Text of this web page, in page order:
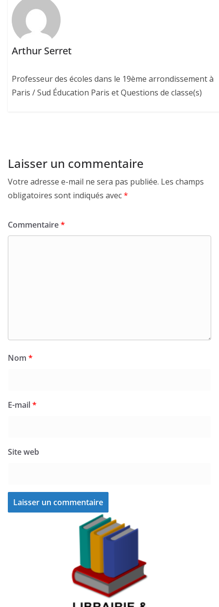
Arthur Serret
Professeur des écoles dans le 19ème arrondissement à
Paris / Sud Éducation Paris et Questions de classe(s)
Laisser un commentaire
Votre adresse e-mail ne sera pas publiée. Les champs
obligatoires sont indiqués avec*
Commentaire*
Nom *
E-mail*
Site web